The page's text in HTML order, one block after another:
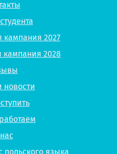
кампания 2027
кампания 2028
новости
польского языка